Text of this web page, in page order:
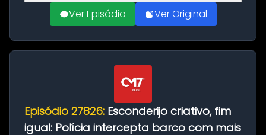
Ver Episódio Ver Original
Episódio 27826: Esconderijo criativo, fim
igual: Polícia intercepta barco com mais